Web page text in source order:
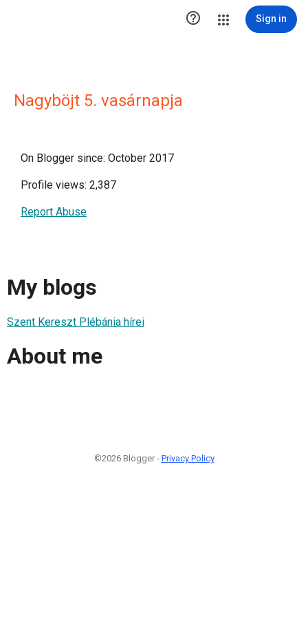
 Sign in
Nagyböjt 5. vasárnapja
On Blogger since: October 2017
Profile views: 2,387
Report Abuse
My blogs
Szent Kereszt Plébánia hírei
About me
©2026 Blogger - Privacy Policy